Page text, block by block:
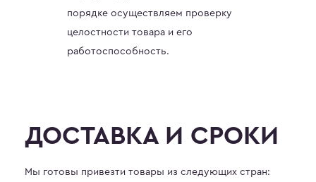
порядке осуществляем проверку
целостности товара и его
работоспособность.
ДОСТАВКА И СРОКИ
Мы готовы привезти товары из следующих стран: